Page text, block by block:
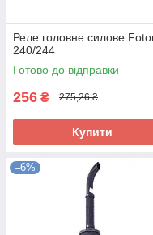
Реле головне силове
240/244
Готово до відправки
256 ₴ 275,26 ₴
Купити
–6%